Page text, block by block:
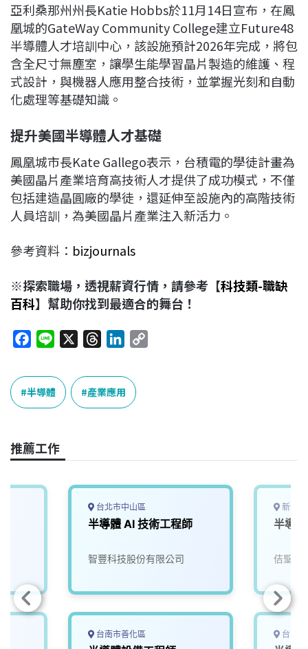
亞利桑那州州長Katie Hobbs於11月14日宣布，在鳳
凰城的GateWay Community College建立Future48
半導體人才培訓中心，該設施預計2026年完成，將包
含全尺寸無塵室，讓學生能學習晶片製造的維護、程
式設計，與機器人應用整合技術，並掌握光刻和自動
化處理等基礎知識。
提升美國半導體人才基礎
鳳凰城市長Kate Gallego表示，台積電的學徒計畫為
美國晶片產業培育高技術人才提供了成功模式，不僅
包括建造晶圓廠的學徒，還延伸至設施內的高階技術
人員培訓，為美國晶片產業注入新活力。
參考資料： bizjournals
※探索職場，透視薪資行情，請參考【科技類-職缺
百科】幫助你找到最適合的舞台！
c
e
b
o
k
n
e
r
e
a
n
k
e
n
k
半導體 產業應用
推薦工作
台北市中山區
半導體 AI 技術工程師
智豐科技股份有限公司
台南市善化區
新竹
半導
佶聖科
台南